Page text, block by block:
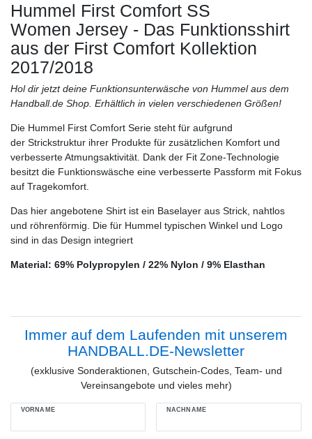
Hummel First Comfort SS
Women Jersey - Das Funktionsshirt
aus der First Comfort Kollektion
2017/2018
Hol dir jetzt deine Funktionsunterwäsche von Hummel aus dem
Handball.de Shop. Erhältlich in vielen verschiedenen Größen!
Die Hummel First Comfort Serie steht für aufgrund
der Strickstruktur ihrer Produkte für zusätzlichen Komfort und
verbesserte Atmungsaktivität. Dank der Fit Zone-Technologie
besitzt die Funktionswäsche eine verbesserte Passform mit Fokus
auf Tragekomfort.
Das hier angebotene Shirt ist ein Baselayer aus Strick, nahtlos
und röhrenförmig. Die für Hummel typischen Winkel und Logo
sind in das Design integriert
Material: 69% Polypropylen / 22% Nylon / 9% Elasthan
Immer auf dem Laufenden mit unserem
HANDBALL.DE-Newsletter
(exklusive Sonderaktionen, Gutschein-Codes, Team- und
Vereinsangebote und vieles mehr)
VORNAME NACHNAME